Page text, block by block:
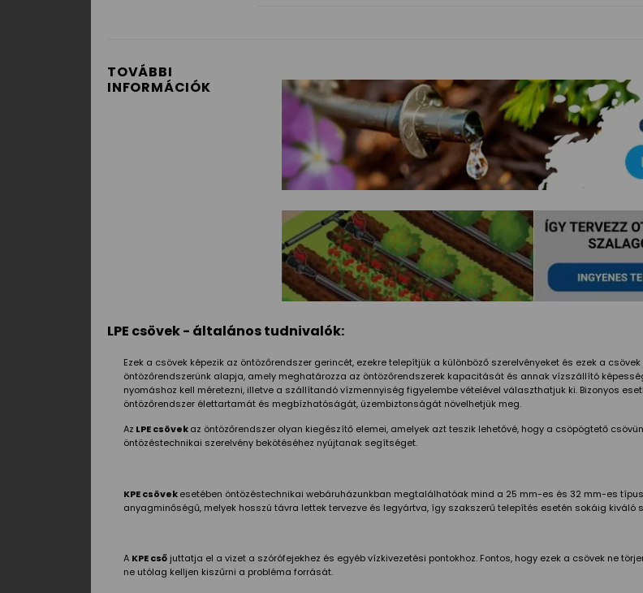
TOVÁBBI
INFORMÁCIÓK
LPE csövek - általános tudnivalók:
Ezek a csövek képezik az öntözőrendszer gerincét, ezekre telepítjük a különböző szerelvényeket és ezek a
öntözőrendszerünk alapja, amely meghatározza az öntözőrendszerek kapacitását és annak vízszállító
nyomáshoz kell méretezni, illetve a szállítandó vízmennyiség figyelembe vételével választhatjuk ki. Bizonyos
öntözőrendszer élettartamát és megbízhatóságát, üzembiztonságát növelhetjük meg.
Az LPE csövekaz öntözőrendszer olyan kiegészítő elemei, amelyek azt teszik lehetővé, hogy a csöpögtető
öntözéstechnikai szerelvény bekötéséhez nyújtanak segítséget.
KPE csövekesetében öntözéstechnikai webáruházunkban megtalálhatóak mind a 25 mm-es és 32 mm-es
anyagminőségű, melyek hosszú távra lettek tervezve és legyártva, így szakszerű telepítés esetén sokáig
A KPE cső juttatja el a vizet a szórófejekhez és egyéb vízkivezetési pontokhoz. Fontos, hogy ezek a csövek ne
ne utólag kelljen kiszűrni a probléma forrását.